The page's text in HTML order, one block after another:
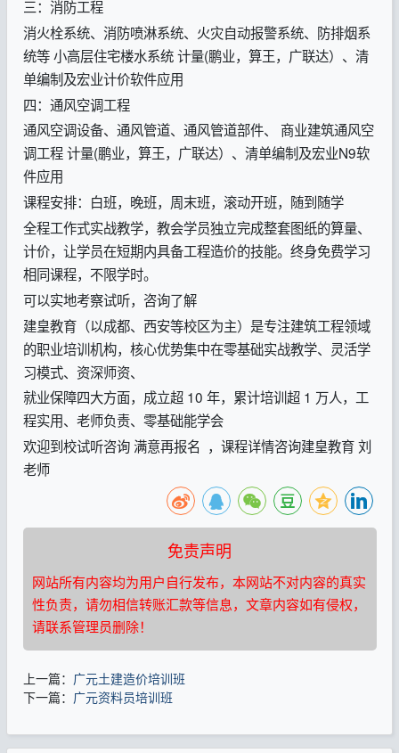
三：消防工程
消火栓系统、消防喷淋系统、火灾自动报警系统、防排烟系
统等 小高层住宅楼水系统 计量(鹏业，算王，广联达）、清
单编制及宏业计价软件应用
四：通风空调工程
通风空调设备、通风管道、通风管道部件、 商业建筑通风空
调工程 计量(鹏业，算王，广联达）、清单编制及宏业N9软
件应用
课程安排：白班，晚班，周末班，滚动开班，随到随学
全程工作式实战教学，教会学员独立完成整套图纸的算量、
计价，让学员在短期内具备工程造价的技能。终身免费学习
相同课程，不限学时。
可以实地考察试听，咨询了解
建皇教育（以成都、西安等校区为主）是专注建筑工程领域
的职业培训机构，核心优势集中在零基础实战教学、灵活学
习模式、资深师资、
就业保障四大方面，成立超 10 年，累计培训超 1 万人，工
程实用、老师负责、零基础能学会
欢迎到校试听咨询 满意再报名 ，课程详情咨询建皇教育 刘
老师
免责声明
网站所有内容均为用户自行发布，本网站不对内容的真实
性负责，请勿相信转账汇款等信息，文章内容如有侵权，
请联系管理员删除！
上一篇： 广元土建造价培训班
下一篇： 广元资料员培训班